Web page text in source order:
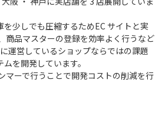
少しでも圧縮するためEC サイトと実
商品マスターの登録を効率よく行うなど
運営しているショップならではの課題
を開発しています。
マーで行うことで開発コストの削減を行